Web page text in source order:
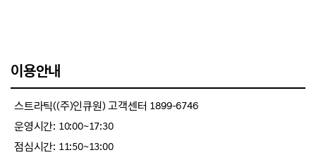
이용안내
스트라틱((주)인큐원) 고객센터 1899-6746
운영시간: 10:00~17:30
점심시간: 11:50~13:00